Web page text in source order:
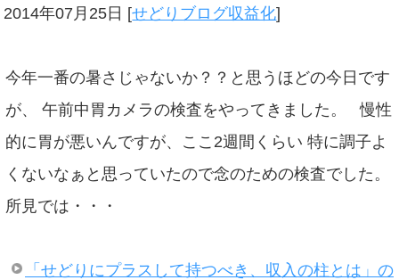
2014年07月25日 [せどりブログ収益化]
今年一番の暑さじゃないか？？と思うほどの今日です
が、 午前中胃カメラの検査をやってきました。 慢性
的に胃が悪いんですが、ここ2週間くらい 特に調子よ
くないなぁと思っていたので念のための検査でした。
所見では・・・
「せどりにプラスして持つべき、収入の柱とは」の